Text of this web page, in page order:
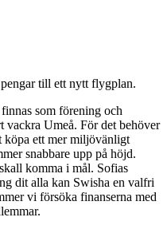
till ett nytt flygplan.
som förening och
vackra Umeå. För det behöver
ett mer miljövänligt
snabbare upp på höjd.
komma i mål. Sofias
dit alla kan Swisha en valfri
vi försöka finanserna med